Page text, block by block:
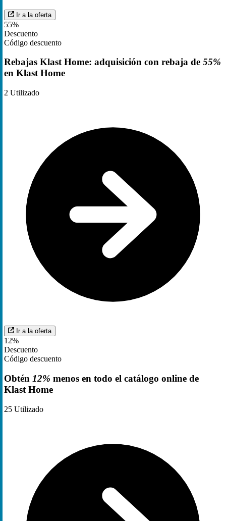
Ir a la oferta
55%
Descuento
Código descuento
Rebajas Klast Home: adquisición con rebaja de 55%
en Klast Home
2 Utilizado
Ir a la oferta
12%
Descuento
Código descuento
Obtén 12% menos en todo el catálogo online de
Klast Home
25 Utilizado